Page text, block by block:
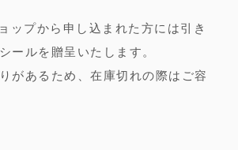
ップから申し込まれた方には引き
ールを贈呈いたします。
があるため、在庫切れの際はご容